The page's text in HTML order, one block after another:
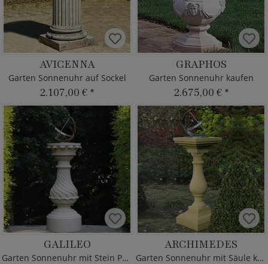
AVICENNA
Garten Sonnenuhr auf Sockel
2.107,00 € *
GRAPHOS
Garten Sonnenuhr kaufen
2.675,00 € *
GALILEO
Garten Sonnenuhr mit Stein Podest
ARCHIMEDES
Garten Sonnenuhr mit Säule kaufen